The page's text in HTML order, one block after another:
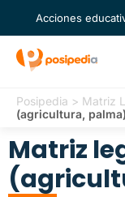
Acciones
Posipedia > Matriz
(agricultura, palma)
Matriz